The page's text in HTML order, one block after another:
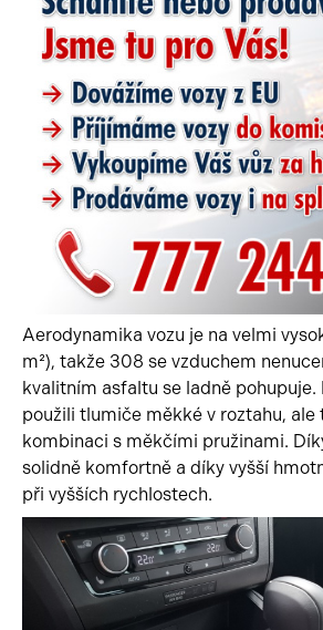
Aerodynamika vozu je na velmi
m²), takže 308 se vzduchem
kvalitním asfaltu se ladně pohupuje.
použili tlumiče měkké v roztahu, ale
kombinaci s měkčími pružinami.
solidně komfortně a díky vyšší
při vyšších rychlostech.